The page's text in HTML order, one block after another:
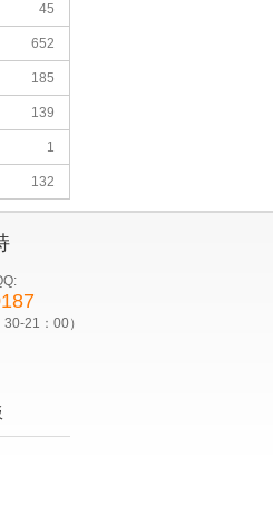
45
652
185
139
1
132
21：00）